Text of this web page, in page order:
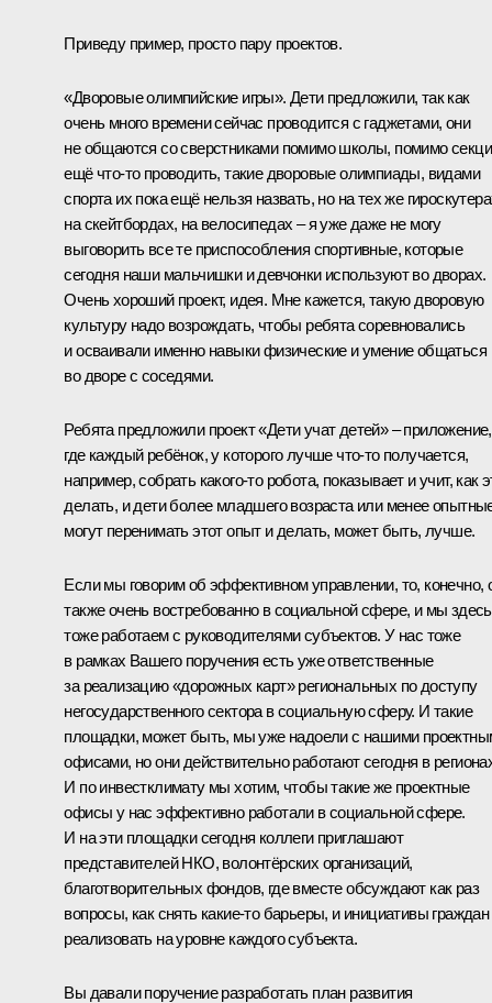
Приведу пример, просто пару проектов.
«Дворовые олимпийские игры». Дети предложили, так как
очень много времени сейчас проводится с гаджетами, они
не общаются со сверстниками помимо школы, помимо
ещё что‑то проводить, такие дворовые олимпиады, видами
спорта их пока ещё нельзя назвать, но на тех же
на скейтбордах, на велосипедах – я уже даже не могу
выговорить все те приспособления спортивные, которые
сегодня наши мальчишки и девчонки используют во дворах.
Очень хороший проект, идея. Мне кажется, такую дворовую
культуру надо возрождать, чтобы ребята соревновались
и осваивали именно навыки физические и умение общаться
во дворе с соседями.
Ребята предложили проект «Дети учат детей» – приложение,
где каждый ребёнок, у которого лучше что‑то получается,
например, собрать какого‑то робота, показывает и учит, как
делать, и дети более младшего возраста или менее
могут перенимать этот опыт и делать, может быть, лучше.
Если мы говорим об эффективном управлении, то, конечно,
также очень востребованно в социальной сфере, и мы здесь
тоже работаем с руководителями субъектов. У нас тоже
в рамках Вашего поручения есть уже ответственные
за реализацию «дорожных карт» региональных по доступу
негосударственного сектора в социальную сферу. И такие
площадки, может быть, мы уже надоели с нашими
офисами, но они действительно работают сегодня в
И по инвестклимату мы хотим, чтобы такие же проектные
офисы у нас эффективно работали в социальной сфере.
И на эти площадки сегодня коллеги приглашают
представителей НКО, волонтёрских организаций,
благотворительных фондов, где вместе обсуждают как раз
вопросы, как снять какие‑то барьеры, и инициативы граждан
реализовать на уровне каждого субъекта.
Вы давали поручение разработать план развития